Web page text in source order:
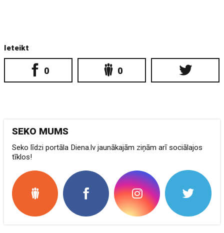
Ieteikt
0 0
SEKO MUMS
Seko līdzi portāla Diena.lv jaunākajām ziņām arī sociālajos
tīklos!